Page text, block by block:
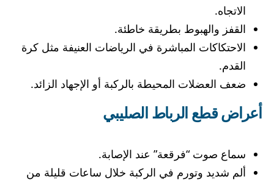
الاتجاه.
القفز والهبوط بطريقة خاطئة.
الاحتكاكات المباشرة في الرياضات العنيفة مثل كرة
القدم.
ضعف العضلات المحيطة بالركبة أو الإجهاد الزائد.
أعراض قطع الرباط الصليبي
سماع صوت “فرقعة” عند الإصابة.
ألم شديد وتورم في الركبة خلال ساعات قليلة من